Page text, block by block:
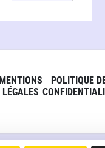
MENTIONS
LÉGALES
POLITIQUE